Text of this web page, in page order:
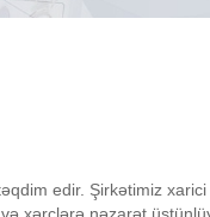
edir. Şirkətimiz